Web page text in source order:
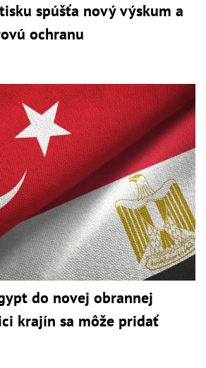
spúšťa nový výskum a
ochranu
do novej obrannej
krajín sa môže pridať